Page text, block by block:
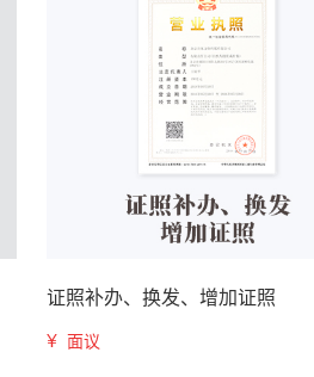
证照补办、换发、增加证照
¥ 面议